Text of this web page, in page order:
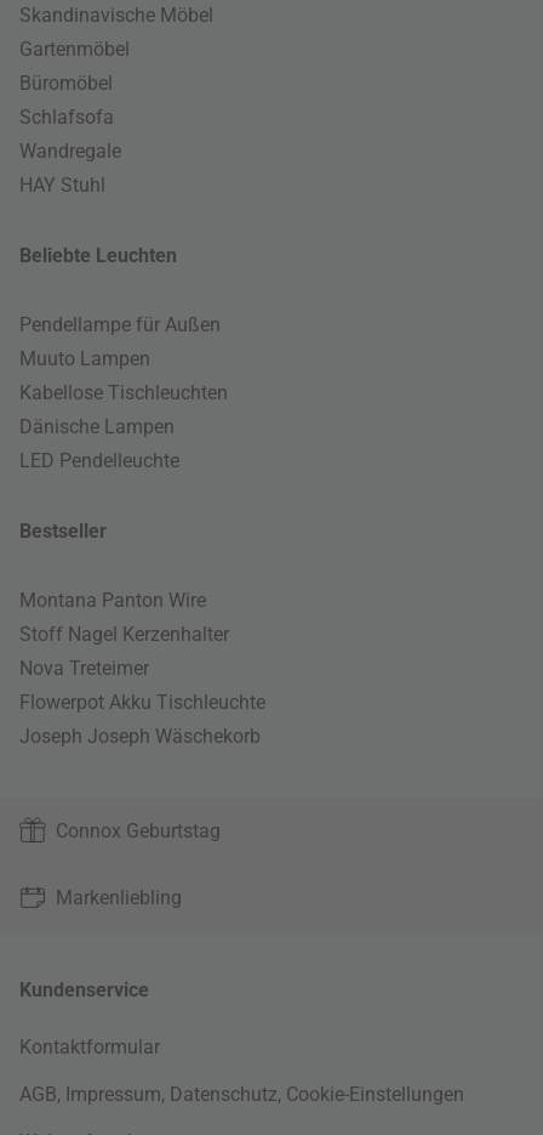
Skandinavische Möbel
Gartenmöbel
Büromöbel
Schlafsofa
Wandregale
HAY Stuhl
Beliebte Leuchten
Pendellampe für Außen
Muuto Lampen
Kabellose Tischleuchten
Dänische Lampen
LED Pendelleuchte
Bestseller
Montana Panton Wire
Stoff Nagel Kerzenhalter
Nova Treteimer
Flowerpot Akku Tischleuchte
Joseph Joseph Wäschekorb
Connox Geburtstag
Markenliebling
Kundenservice
Kontaktformular
AGB, Impressum, Datenschutz, Cookie-Einstellungen